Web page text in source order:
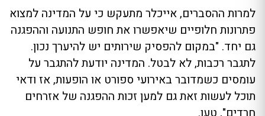
למרות ההסברים, אייכלר מתעקש כי על המדינה למצוא
פתרונות חלופיים שיאפשרו את חופש התנועה וההפגנה
גם יחד. "במקום להפסיק שירותים יש להיערך נכון.
לתגבר רכבות, לא לבטל. המדינה יודעת להתגבר על
עומסים כשמדובר באירועי ספורט או הופעות, אז ודאי
תוכל לעשות זאת גם למען זכות ההפגנה של אזרחים